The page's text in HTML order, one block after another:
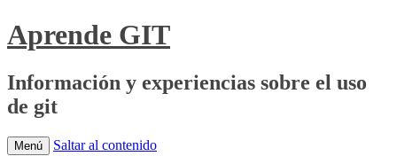
Aprende GIT
Información y experiencias sobre el uso
de git
Menú Saltar al contenido